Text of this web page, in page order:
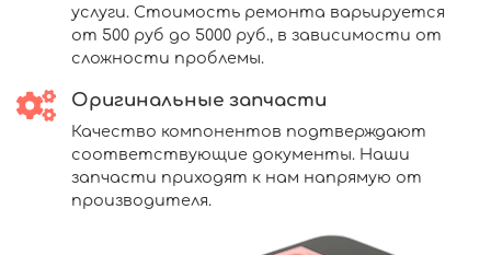
услуги. Стоимость ремонта варьируется
от 500 руб до 5000 руб., в зависимости от
сложности проблемы.
Оригинальные запчасти
Качество компонентов подтверждают
соответствующие документы. Наши
запчасти приходят к нам напрямую от
производителя.